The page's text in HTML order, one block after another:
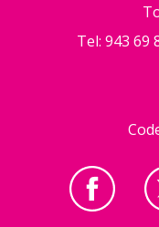
Tel: 943 69